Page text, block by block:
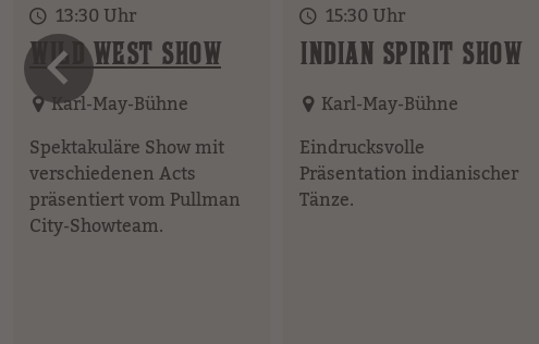
13:30 Uhr
WILD WEST SHOW
Karl-May-Bühne
Spektakuläre Show mit
verschiedenen Acts
präsentiert vom Pullman
City-Showteam.
15:30 Uhr
INDIAN SPIRIT SHOW
Karl-May-Bühne
Eindrucksvolle
Präsentation indianischer
Tänze.
vorheriges